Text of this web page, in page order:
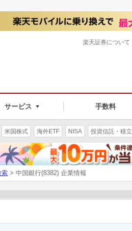
サービス 手数料
楽天証券について
米国株式 海外ETF NISA 投資信託・積立
索 > 中国銀行(8382) 企業情報